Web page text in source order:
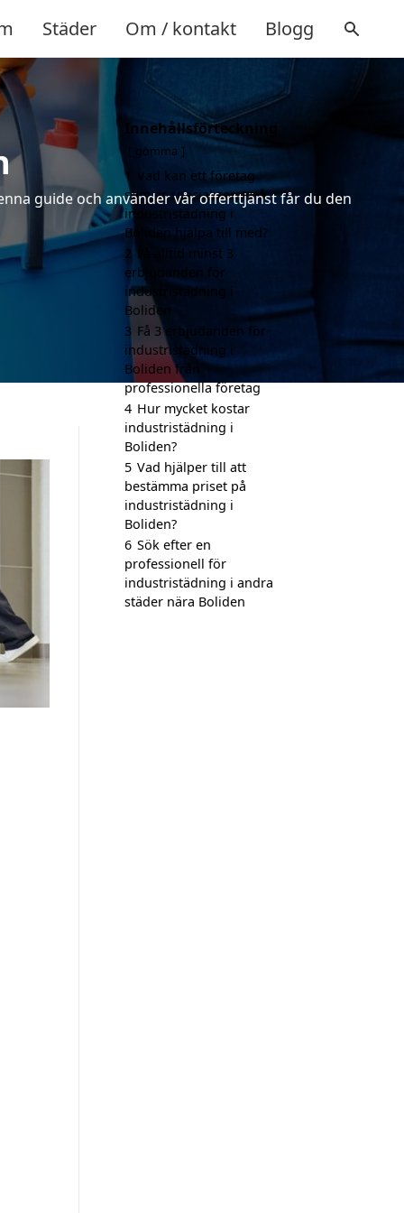
Städer Om / kontakt Blogg
guide och använder vår offerttjänst får du den
Innehållsförteckning
gömma
1 Vad kan ett företag
som är specialiserat på
industristädning i
Boliden hjälpa till med?
2 Få alltid minst 3
erbjudanden för
industristädning i
Boliden
3 Få 3 erbjudanden för
industristädning i
Boliden från
professionella företag
4 Hur mycket kostar
industristädning i
Boliden?
5 Vad hjälper till att
bestämma priset på
industristädning i
Boliden?
6 Sök efter en
professionell för
industristädning i andra
städer nära Boliden